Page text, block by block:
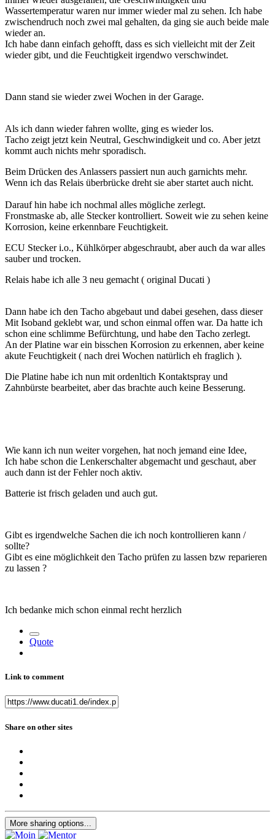
Wassertemperatur waren nur immer wieder mal zu sehen. Ich habe
zwischendruch noch zwei mal gehalten, da ging sie auch beide male
wieder an.
Ich habe dann einfach gehofft, dass es sich vielleicht mit der Zeit
wieder gibt, und die Feuchtigkeit irgendwo verschwindet.
Dann stand sie wieder zwei Wochen in der Garage.
Als ich dann wieder fahren wollte, ging es wieder los.
Tacho zeigt jetzt kein Neutral, Geschwindigkeit und co. Aber jetzt
kommt auch nichts mehr sporadisch.
Beim Drücken des Anlassers passiert nun auch garnichts mehr.
Wenn ich das Relais überbrücke dreht sie aber startet auch nicht.
Darauf hin habe ich nochmal alles mögliche zerlegt.
Fronstmaske ab, alle Stecker kontrolliert. Soweit wie zu sehen keine
Korrosion, keine erkennbare Feuchtigkeit.
ECU Stecker i.o., Kühlkörper abgeschraubt, aber auch da war alles
sauber und trocken.
Relais habe ich alle 3 neu gemacht ( original Ducati )
Dann habe ich den Tacho abgebaut und dabei gesehen, dass dieser
Mit Isoband geklebt war, und schon einmal offen war. Da hatte ich
schon eine schlimme Befürchtung, und habe den Tacho zerlegt.
An der Platine war ein bisschen Korrosion zu erkennen, aber keine
akute Feuchtigkeit ( nach drei Wochen natürlich eh fraglich ).
Die Platine habe ich nun mit ordenltich Kontaktspray und
Zahnbürste bearbeitet, aber das brachte auch keine Besserung.
Wie kann ich nun weiter vorgehen, hat noch jemand eine Idee,
Ich habe schon die Lenkerschalter abgemacht und geschaut, aber
auch dann ist der Fehler noch aktiv.
Batterie ist frisch geladen und auch gut.
Gibt es irgendwelche Sachen die ich noch kontrollieren kann /
sollte?
Gibt es eine möglichkeit den Tacho prüfen zu lassen bzw reparieren
zu lassen ?
Ich bedanke mich schon einmal recht herzlich
Quote
Link to comment
Share on other sites
More sharing options...